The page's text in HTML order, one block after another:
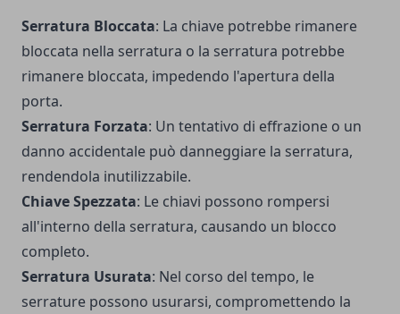
Serratura Bloccata: La chiave potrebbe rimanere
bloccata nella serratura o la serratura potrebbe
rimanere bloccata, impedendo l'apertura della
porta.
Serratura Forzata: Un tentativo di effrazione o un
danno accidentale può danneggiare la serratura,
rendendola inutilizzabile.
Chiave Spezzata: Le chiavi possono rompersi
all'interno della serratura, causando un blocco
completo.
Serratura Usurata: Nel corso del tempo, le
serrature possono usurarsi, compromettendo la